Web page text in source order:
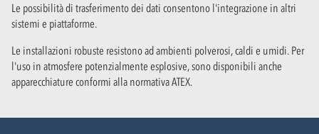
Le possibilità di trasferimento dei dati consentono l'integrazione in altri
sistemi e piattaforme.
Le installazioni robuste resistono ad ambienti polverosi, caldi e umidi. Per
l'uso in atmosfere potenzialmente esplosive, sono disponibili anche
apparecchiature conformi alla normativa ATEX.